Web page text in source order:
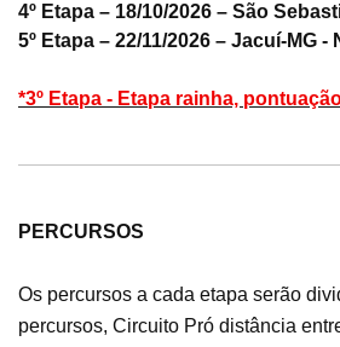
4º Etapa – 18/10/2026 – São
5º Etapa – 22/11/2026 – Jacuí-MG -
*3º Etapa - Etapa rainha,
PERCURSOS
Os percursos a cada etapa serão
percursos, Circuito Pró distância